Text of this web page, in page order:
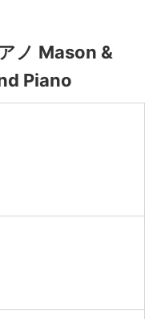
ノ Mason &
Piano